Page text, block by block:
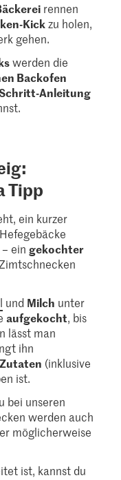
rennen
Kickzu holen,
gehen.
werden die
Backofen
Anleitung
Tipp
ein kurzer
eingekochter
und Milch unter
aufgekocht, bis
lässt man
ihn
(inklusive
ist.
bei unseren
werden auch
möglicherweise
ist, kannst du